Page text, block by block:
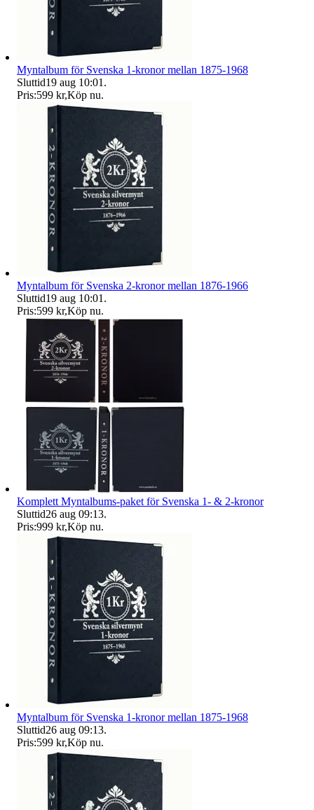
Myntalbum för Svenska 1-kronor mellan 1875-1968
Sluttid19 aug 10:01 .
Pris:599 kr,Köp nu.
Myntalbum för Svenska 2-kronor mellan 1876-1966
Sluttid19 aug 10:01 .
Pris:599 kr,Köp nu.
Komplett Myntalbums-paket för Svenska 1- & 2-kronor
Sluttid26 aug 09:13.
Pris:999 kr,Köp nu.
Myntalbum för Svenska 1-kronor mellan 1875-1968
Sluttid26 aug 09:13.
Pris:599 kr,Köp nu.